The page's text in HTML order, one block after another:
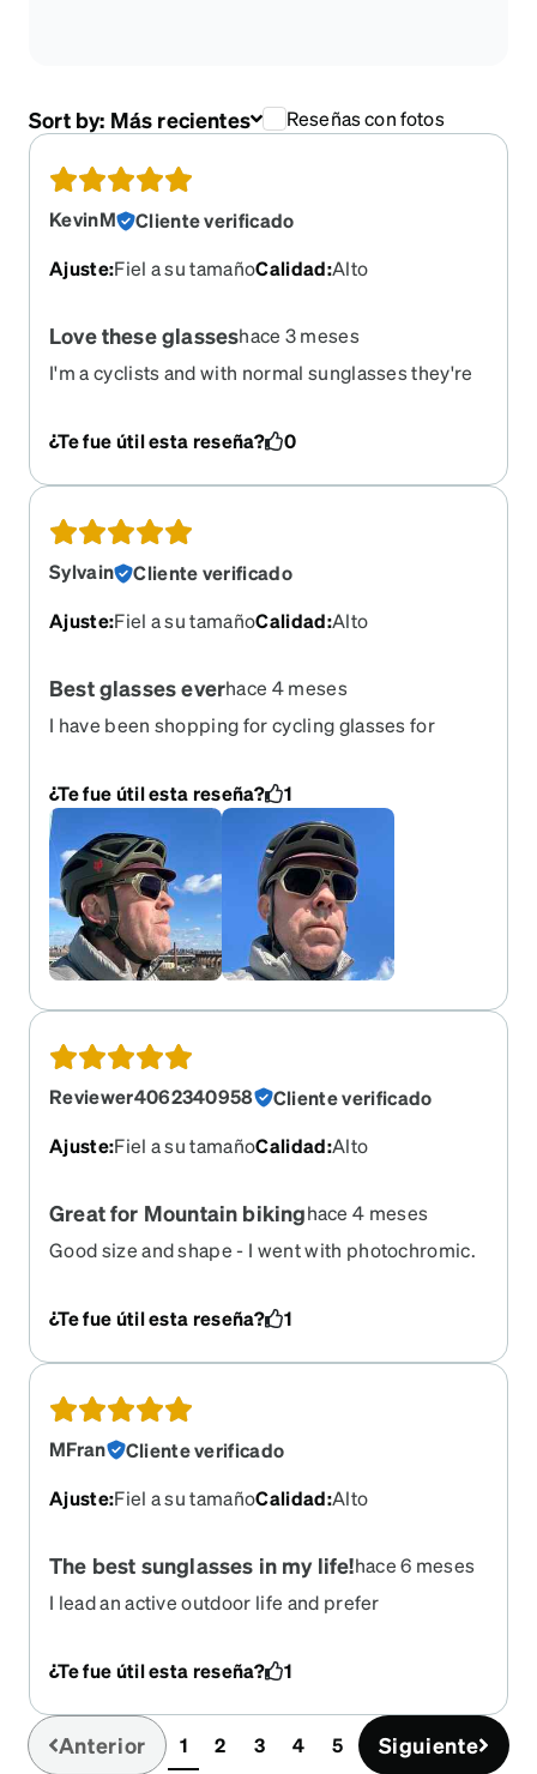
Sort by: Más recientes Reseñas con fotos
KevinM
Cliente verificado
Ajuste:Fiel a su tamañoCalidad:Alto
Love these glasseshace 3 meses
I'm a cyclists and with normal sunglasses they're
clear and the lenses are big enough I have a very
clear field of vision. If you use devices while
wearing there don't get polarized though. I'm so
¿Te fue útil esta reseña? 0
Sylvain
Cliente verificado
Ajuste:Fiel a su tamañoCalidad:Alto
Best glasses everhace 4 meses
I have been shopping for cycling glasses for
and cool emerald transition, glasses I have ever
seen, Become clear as water at home. They even
make my far sigh vision clearer and sharper
which I was told I had no issue with. I bought an
other pair right after receiving them. 5* and the
whole package came at $ 216. Unheard of!!!
¿Te fue útil esta reseña? 1
Reviewer4062340958
Cliente verificado
Ajuste:Fiel a su tamañoCalidad:Alto
Great for Mountain bikinghace 4 meses
Good size and shape - I went with photochromic.
you won't be able to read it!
¿Te fue útil esta reseña? 1
MFran
Cliente verificado
Ajuste:Fiel a su tamañoCalidad:Alto
The best sunglasses in my life!hace 6 meses
I lead an active outdoor life and prefer
my needs. They are comfortable and offer a sharp
exceptional for the high quality. I am ordering a
second pair I like them so much.
¿Te fue útil esta reseña? 1
Anterior 1(current)
2 3 4 5 Siguiente